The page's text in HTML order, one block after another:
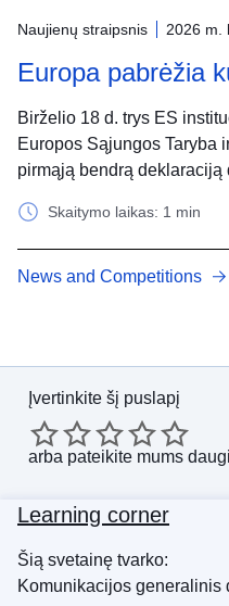
Naujienų straipsnis 2026 m.
Europa pabrėžia
Birželio 18 d. trys ES
Europos Sąjungos Taryba
pirmąją bendrą deklaraciją
Skaitymo laikas: 1 min
News and Competitions
Įvertinkite šį puslapį
arba pateikite mums
Learning corner
Šią svetainę tvarko:
Komunikacijos generalinis